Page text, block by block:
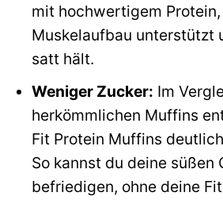
mit hochwertigem
Muskelaufbau unterstützt
satt hält.
Weniger Zucker: Im
herkömmlichen Muffins
Fit Protein Muffins
So kannst du deine süßen
befriedigen, ohne deine